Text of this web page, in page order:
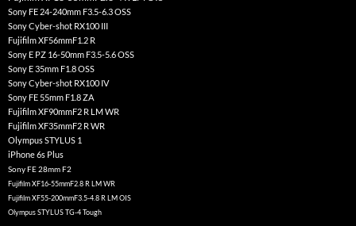
Sony FE 24-240mm F3.5-6.3 OSS
Sony Cyber-shot RX100 III
Fujifilm XF56mmF1.2 R
Sony E PZ 16-50mm F3.5-5.6 OSS
Sony E 35mm F1.8 OSS
Sony Cyber-shot RX100 IV
Sony FE 55mm F1.8 ZA
Fujifilm XF90mmF2 R LM WR
Fujifilm XF35mmF2 R WR
Olympus STYLUS 1
iPhone 6s Plus
Sony FE 28mm F2
Fujifilm XF16-55mmF2.8 R LM WR
Fujifilm XF55-200mmF3.5-4.8 R LM OIS
Olympus STYLUS TG-4 Tough